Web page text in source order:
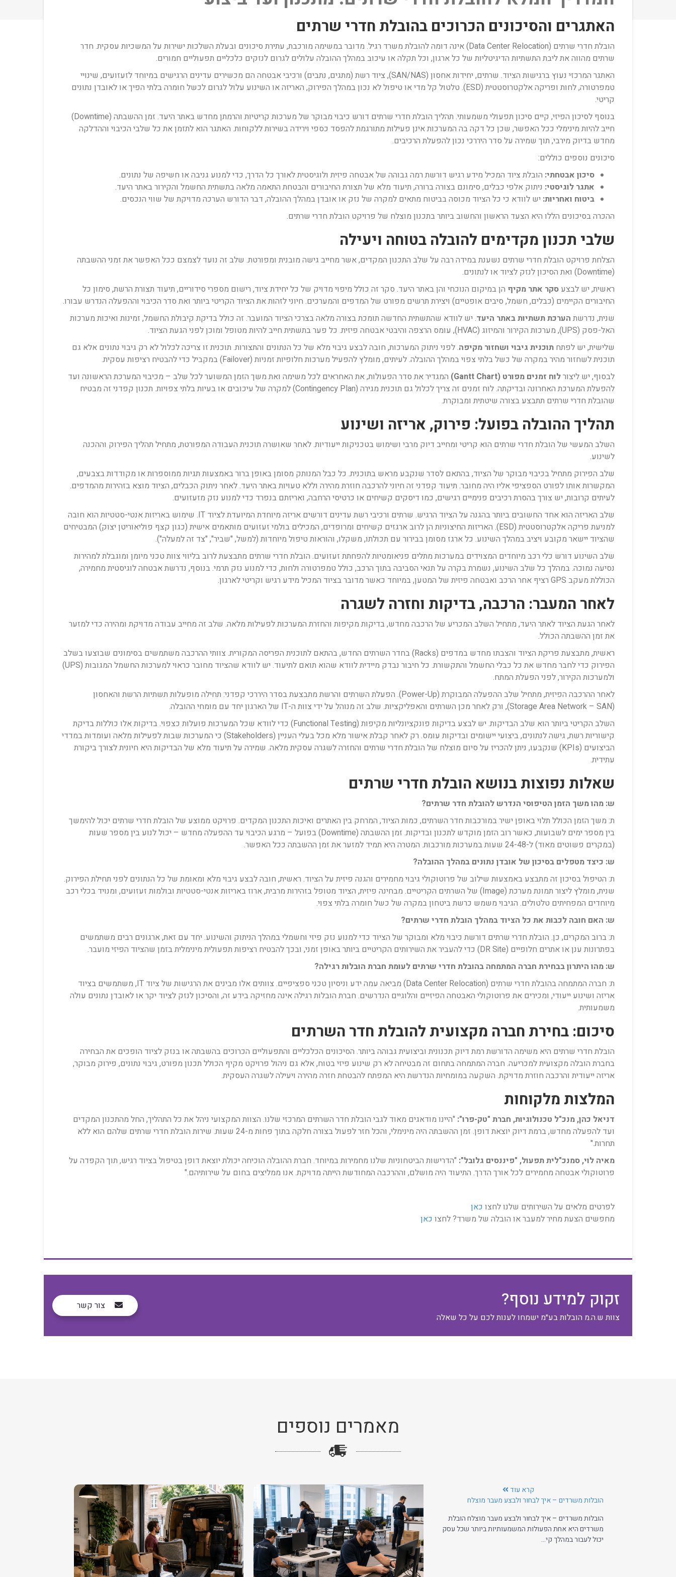
האתגרים והסיכונים הכרוכים בהובלת חדרי שרתים
הובלת חדרי שרתים (Data Center Relocation) אינה דומה להובלת משרד רגיל. מדובר במשימה מורכבת, עתירת סיכונים ובעלת השלכות ישירות על המשכיות עסקית. חדר
שרתים מהווה את ליבת התשתיות הדיגיטליות של כל ארגון, וכל תקלה או עיכוב במהלך ההובלה עלולים לגרום לנזקים כלכליים תפעוליים חמורים.
האתגר המרכזי נעוץ ברגישות הציוד. שרתים, יחידות אחסון (SAN/NAS), ציוד רשת (מתגים, נתבים) ורכיבי אבטחה הם מכשירים עדינים הרגישים במיוחד לזעזועים, שינויי
טמפרטורה, לחות ופריקה אלקטרוסטטית (ESD). טלטול קל מדי או טיפול לא נכון במהלך הפירוק, האריזה או השינוע עלול לגרום לכשל חומרה בלתי הפיך או לאובדן נתונים
קריטי.
בנוסף לסיכון הפיזי, קיים סיכון תפעולי משמעותי. תהליך הובלת חדרי שרתים דורש כיבוי מבוקר של מערכות קריטיות והרמתן מחדש באתר היעד. זמן ההשבתה (Downtime)
חייב להיות מינימלי ככל האפשר, שכן כל דקה בה המערכות אינן פעילות מתורגמת להפסד כספי וירידה בשירות ללקוחות. האתגר הוא לתזמן את כל שלבי הכיבוי וההדלקה
מחדש בדיוק מירבי, תוך שמירה על סדר היררכי נכון להפעלת הרכיבים.
סיכונים נוספים כוללים:
סיכון אבטחתי: הובלת ציוד המכיל מידע רגיש דורשת רמה גבוהה של אבטחה פיזית ולוגיסטית לאורך כל הדרך, כדי למנוע גניבה או חשיפה של נתונים.
אתגר לוגיסטי: ניתוק אלפי כבלים, סימונם בצורה ברורה, תיעוד מלא של תצורת החיבורים והבטחת התאמה מלאה בתשתית החשמל והקירור באתר היעד.
ביטוח ואחריות: יש לוודא כי כל הציוד מכוסה בביטוח מתאים למקרה של נזק או אובדן במהלך ההובלה, דבר הדורש הערכה מדויקת של שווי הנכסים.
ההכרה בסיכונים הללו היא הצעד הראשון והחשוב ביותר בתכנון מוצלח של פרויקט הובלת חדרי שרתים.
שלבי תכנון מקדימים להובלה בטוחה ויעילה
הצלחת פרויקט הובלת חדרי שרתים נשענת במידה רבה על שלב התכנון המקדים, אשר מחייב גישה מובנית ומפורטת. שלב זה נועד לצמצם ככל האפשר את זמני ההשבתה
(Downtime) ואת הסיכון לנזק לציוד או לנתונים.
ראשית, יש לבצע סקר אתר מקיף הן במיקום הנוכחי והן באתר היעד. סקר זה כולל מיפוי מדויק של כל יחידת ציוד, רישום מספרי סידוריים, תיעוד תצורת הרשת, סימון כל
החיבורים הקיימים (כבלים, חשמל, סיבים אופטיים) ויצירת תרשים מפורט של המדפים והמערכים. חיוני לזהות את הציוד הקריטי ביותר ואת סדר הכיבוי וההפעלה הנדרש עבורו.
שנית, נדרשת הערכת תשתיות באתר היעד. יש לוודא שהתשתית החדשה תומכת בצורה מלאה בצרכי הציוד המועבר. זה כולל בדיקת קיבולת החשמל, זמינות ואיכות מערכות
האל-פסק (UPS), מערכות הקירור והמיזוג (HVAC), עומס הרצפה והיבטי אבטחה פיזית. כל פער בתשתית חייב להיות מטופל ומוכן לפני הגעת הציוד.
שלישית, יש לפתח תוכנית גיבוי ושחזור מקיפה. לפני ניתוק המערכות, חובה לבצע גיבוי מלא של כל הנתונים והתצורות. תוכנית זו צריכה לכלול לא רק גיבוי נתונים אלא גם
תוכנית לשחזור מהיר במקרה של כשל בלתי צפוי במהלך ההובלה. לעיתים, מומלץ להפעיל מערכות חלופיות זמניות (Failover) במקביל כדי להבטיח רציפות עסקית.
לבסוף, יש ליצורלוח זמנים מפורט (Gantt Chart)
המגדיר את סדר הפעולות, את האחראים לכל משימה ואת משך הזמן המשוער לכל שלב – מכיבוי המערכת הראשונה ועד
להפעלת המערכת האחרונה ובדיקתה. לוח זמנים זה צריך לכלול גם תוכנית מגירה (Contingency Plan) למקרה של עיכובים או בעיות בלתי צפויות. תכנון קפדני זה מבטיח
שהובלת חדרי שרתים תתבצע בצורה שיטתית ומבוקרת.
תהליך ההובלה בפועל: פירוק, אריזה ושינוע
השלב המעשי של הובלת חדרי שרתים הוא קריטי ומחייב דיוק מרבי ושימוש בטכניקות ייעודיות. לאחר שאושרה תוכנית העבודה המפורטת, מתחיל תהליך הפירוק וההכנה
לשינוע.
שלב הפירוק מתחיל בכיבוי מבוקר של הציוד, בהתאם לסדר שנקבע מראש בתוכנית. כל כבל המנותק מסומן באופן ברור באמצעות תגיות ממוספרות או מקודדות בצבעים,
המקשרות אותו לפורט הספציפי אליו היה מחובר. תיעוד קפדני זה חיוני להרכבה חוזרת מהירה וללא טעויות באתר היעד. לאחר ניתוק הכבלים, הציוד מוצא בזהירות מהמדפים.
לעיתים קרובות, יש צורך בהסרת רכיבים פנימיים רגישים, כמו דיסקים קשיחים או כרטיסי הרחבה, ואריזתם בנפרד כדי למנוע נזק מזעזועים.
שלב האריזה הוא אחד החשובים ביותר בהגנה על הציוד הרגיש. שרתים ורכיבי רשת עדינים דורשים אריזה מיוחדת המיועדת לציוד IT. שימוש באריזות אנטי-סטטיות הוא חובה
למניעת פריקה אלקטרוסטטית (ESD). האריזות החיצוניות הן לרוב ארגזים קשיחים ומרופדים, המכילים בולמי זעזועים מותאמים אישית (כגון קצף פוליאוריטן יצוק) המבטיחים
שהציוד יישאר מקובע ויציב במהלך השינוע. כל ארגז מסומן בבירור עם תכולתו, משקלו, והוראות טיפול מיוחדות (למשל, "שביר", "צד זה למעלה").
שלב השינוע דורש כלי רכב מיוחדים המצוידים במערכות מתלים פניאומטיות להפחתת זעזועים. הובלת חדרי שרתים מתבצעת לרוב בליווי צוות טכני מיומן ומוגבלת למהירות
נסיעה נמוכה. במהלך כל שלב השינוע, נשמרת בקרה על תנאי הסביבה בתוך הרכב, כולל טמפרטורה ולחות, כדי למנוע נזק תרמי. בנוסף, נדרשת אבטחה לוגיסטית מחמירה,
הכוללת מעקב GPS רציף אחר הרכב ואבטחה פיזית של המטען, במיוחד כאשר מדובר בציוד המכיל מידע רגיש וקריטי לארגון.
לאחר המעבר: הרכבה, בדיקות וחזרה לשגרה
לאחר הגעת הציוד לאתר היעד, מתחיל השלב המכריע של הרכבה מחדש, בדיקות מקיפות והחזרת המערכות לפעילות מלאה. שלב זה מחייב עבודה מדויקת ומהירה כדי למזער
את זמן ההשבתה הכולל.
ראשית, מתבצעת פריקת הציוד והצבתו מחדש במדפים (Racks) בחדר השרתים החדש, בהתאם לתוכנית הפריסה המקורית. צוותי ההרכבה משתמשים בסימונים שבוצעו בשלב
הפירוק כדי לחבר מחדש את כל כבלי החשמל והתקשורת. כל חיבור נבדק מיידית לוודא שהוא תואם לתיעוד. יש לוודא שהציוד מחובר כראוי למערכות החשמל המגובות (UPS)
ולמערכות הקירור, לפני הפעלת המתח.
לאחר ההרכבה הפיזית, מתחיל שלב ההפעלה המבוקרת (Power-Up). הפעלת השרתים והרשת מתבצעת בסדר היררכי קפדני: תחילה מופעלות תשתיות הרשת והאחסון
(Storage Area Network – SAN), ורק לאחר מכן השרתים והאפליקציות. שלב זה מנוהל על ידי צוות ה-IT של הארגון יחד עם מומחי ההובלה.
השלב הקריטי ביותר הוא שלב הבדיקות. יש לבצע בדיקות פונקציונליות מקיפות (Functional Testing) כדי לוודא שכל המערכות פועלות כצפוי. בדיקות אלו כוללות בדיקת
קישוריות רשת, גישה לנתונים, ביצועי יישומים ובדיקות עומס. רק לאחר קבלת אישור מלא מכל בעלי העניין (Stakeholders) כי המערכות שבות לפעילות מלאה ועומדות במדדי
הביצועים (KPIs) שנקבעו, ניתן להכריז על סיום מוצלח של הובלת חדרי שרתים והחזרה לשגרה עסקית מלאה. שמירה על תיעוד מלא של הבדיקות היא חיונית לצורך ביקורת
עתידית.
שאלות נפוצות בנושא הובלת חדרי שרתים
ש: מהו משך הזמן הטיפוסי הנדרש להובלת חדר שרתים?
ת: משך הזמן הכולל תלוי באופן ישיר במורכבות חדר השרתים, כמות הציוד, המרחק בין האתרים ואיכות התכנון המקדים. פרויקט ממוצע של הובלת חדרי שרתים יכול להימשך
בין מספר ימים לשבועות, כאשר רוב הזמן מוקדש לתכנון ובדיקות. זמן ההשבתה (Downtime) בפועל – מרגע הכיבוי עד ההפעלה מחדש – יכול לנוע בין מספר שעות
(במקרים פשוטים מאוד) ל-24-48 שעות במערכות מורכבות. המטרה היא תמיד למזער את זמן ההשבתה ככל האפשר.
ש: כיצד מטפלים בסיכון של אובדן נתונים במהלך ההובלה?
ת: הטיפול בסיכון זה מתבצע באמצעות שילוב של פרוטוקולי גיבוי מחמירים והגנה פיזית על הציוד. ראשית, חובה לבצע גיבוי מלא ומאומת של כל הנתונים לפני תחילת הפירוק.
שנית, מומלץ ליצור תמונת מערכת (Image) של השרתים הקריטיים. מבחינה פיזית, הציוד מטופל בזהירות מרבית, ארוז באריזות אנטי-סטטיות ובולמות זעזועים, ומנויד בכלי רכב
מיוחדים המפחיתים טלטולים. הגיבוי משמש כרשת ביטחון במקרה של כשל חומרה בלתי צפוי.
ש: האם חובה לכבות את כל הציוד במהלך הובלת חדרי שרתים?
ת: ברוב המקרים, כן. הובלת חדרי שרתים דורשת כיבוי מלא ומבוקר של הציוד כדי למנוע נזק פיזי וחשמלי במהלך הניתוק והשינוע. יחד עם זאת, ארגונים רבים משתמשים
בפתרונות ענן או אתרים חלופיים (DR Site) כדי להעביר את השירותים הקריטיים ביותר באופן זמני, ובכך להבטיח רציפות תפעולית מינימלית בזמן שהציוד הפיזי מועבר.
ש: מהו היתרון בבחירת חברה המתמחה בהובלת חדרי שרתים לעומת חברת הובלות רגילה?
ת: חברה המתמחה בהובלת חדרי שרתים (Data Center Relocation) מביאה עמה ידע וניסיון טכני ספציפיים. צוותים אלו מבינים את הרגישות של ציוד IT, משתמשים בציוד
אריזה ושינוע ייעודי, ומכירים את פרוטוקולי האבטחה הפיזיים והלוגיים הנדרשים. חברת הובלות רגילה אינה מחזיקה בידע זה, והסיכון לנזק לציוד יקר או לאובדן נתונים עולה
משמעותית.
סיכום: בחירת חברה מקצועית להובלת חדר השרתים
הובלת חדרי שרתים היא משימה הדורשת רמת דיוק תכנונית וביצועית גבוהה ביותר. הסיכונים הכלכליים והתפעוליים הכרוכים בהשבתה או בנזק לציוד הופכים את הבחירה
בחברת הובלה מקצועית למכריעה. חברה המתמחה בתחום זה מבטיחה לא רק שינוע פיזי בטוח, אלא גם ניהול פרויקט מקיף הכולל תכנון מפורט, גיבוי נתונים, פירוק מבוקר,
אריזה ייעודית והרכבה חוזרת מדויקת. השקעה במומחיות הנדרשת היא המפתח להבטחת חזרה מהירה ויעילה לשגרה העסקית.
המלצות מלקוחות
דניאל כהן, מנכ"ל טכנולוגיות, חברת "טק-פרו": "היינו מודאגים מאוד לגבי הובלת חדר השרתים המרכזי שלנו. הצוות המקצועי ניהל את כל התהליך, החל מהתכנון המקדים
ועד להפעלה מחדש, ברמת דיוק יוצאת דופן. זמן ההשבתה היה מינימלי, והכל חזר לפעול בצורה חלקה בתוך פחות מ-24 שעות. שירות הובלת חדרי שרתים שלהם הוא ללא
תחרות."
מאיה לוי, סמנכ"לית תפעול, "פיננסים גלובל": "הדרישות הביטחוניות שלנו מחמירות במיוחד. חברת ההובלה הוכיחה יכולת יוצאת דופן בטיפול בציוד רגיש, תוך הקפדה על
פרוטוקולי אבטחה מחמירים לכל אורך הדרך. התיעוד היה מושלם, וההרכבה המחודשת הייתה מדויקת. אנו ממליצים בחום על שירותיהם."
לפרטים מלאים על השירותים שלנו לחצו כאן
מחפשים הצעת מחיר למעבר או הובלה של משרד? לחצו כאן
זקוק למידע נוסף?
צוות ש.ה.מ הובלות בע״מ ישמחו לענות לכם על כל שאלה
צור קשר
מאמרים נוספים
קרא עוד
הובלות משרדים – איך לבחור ולבצע מעבר מוצלח
הובלות משרדים – איך לבחור ולבצע מעבר מוצלח הובלת
משרדים היא אחת הפעולות המשמעותיות ביותר שכל עסק
יכול לעבור במהלך קי...